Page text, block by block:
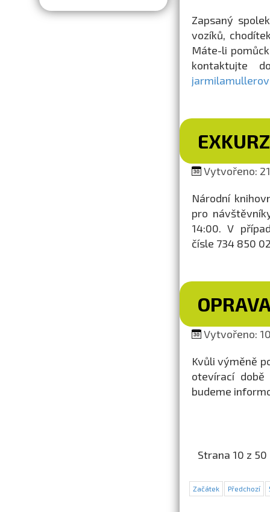
Zapsaný
vozíků,
Máte-li
kontaktujte
Vytvořeno:
Národní
pro
14:00. V
čísle 734 850
Vytvořeno:
Kvůli výměně
otevírací době
budeme
Strana 10 z 50
Začátek Předchozí